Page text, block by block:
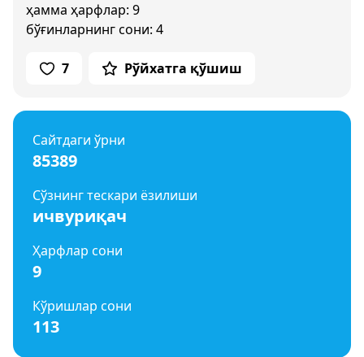
ҳамма ҳарфлар: 9
бўғинларнинг сони: 4
7 Рўйхатга қўшиш
Сайтдаги ўрни
85389
Сўзнинг тескари ёзилиши
ичвуриқач
Ҳарфлар сони
9
Кўришлар сони
113